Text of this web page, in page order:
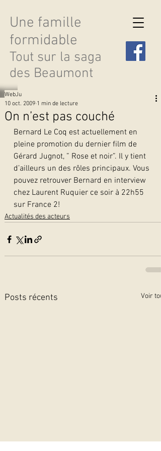
Une famille
formidable
Tout sur la saga
des Beaumont
Découvrir les saisons
On n’est pas couché
WebJu
10 oct. 2009 1 min de lecture
Bernard Le Coq est actuellement en
pleine promotion du dernier film de
Gérard Jugnot, ” Rose et noir”. Il y tient
d’ailleurs un des rôles principaux. Vous
pouvez retrouver Bernard en interview
chez Laurent Ruquier ce soir à 22h55
sur France 2!
Actualités des acteurs
Posts récents Voir tout